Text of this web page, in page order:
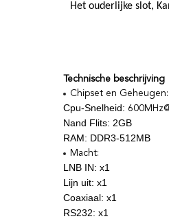
Het ouderlijke slot,
Technische beschrijving
Chipset en Geheugen:
Cpu-Snelheid:
Nand Flits: 2GB
RAM: DDR3-512MB
Macht:
LNB IN: x1
Lijn uit: x1
Coaxiaal: x1
RS232: x1